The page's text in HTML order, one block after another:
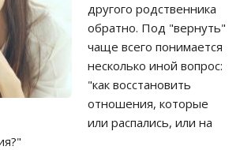
другого родственника
обратно. Под "вернуть"
чаще всего понимается
несколько иной вопрос:
"как восстановить
отношения, которые
или распались, или на